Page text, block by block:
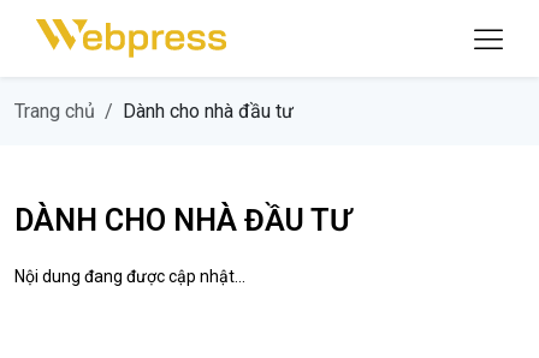
Trang chủ Dành cho nhà đầu tư
DÀNH CHO NHÀ ĐẦU TƯ
Nội dung đang được cập nhật...